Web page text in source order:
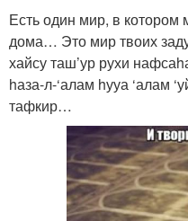
Есть один мир, в котором
дома… Это мир твоих
хайсу таш’ур рухи
hаза-л-‘алам hууа ‘алам
тафкир…